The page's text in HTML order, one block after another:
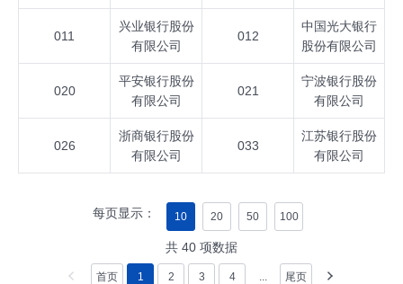
011
兴业银行股份
有限公司
012
中国光大银行
股份有限公司
020
平安银行股份
有限公司
021
宁波银行股份
有限公司
026
浙商银行股份
有限公司
033
江苏银行股份
有限公司
每页显示： 10 20 50 100
共 40 项数据
首页 1 2 3 4 ... 尾页